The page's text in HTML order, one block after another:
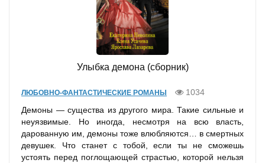
Улыбка демона (сборник)
ЛЮБОВНО-ФАНТАСТИЧЕСКИЕ РОМАНЫ
1034
Демоны — существа из другого мира. Такие сильные и
неуязвимые. Но иногда, несмотря на всю власть,
дарованную им, демоны тоже влюбляются… в смертных
девушек. Что станет с тобой, если ты не сможешь
устоять перед поглощающей страстью, которой нельзя